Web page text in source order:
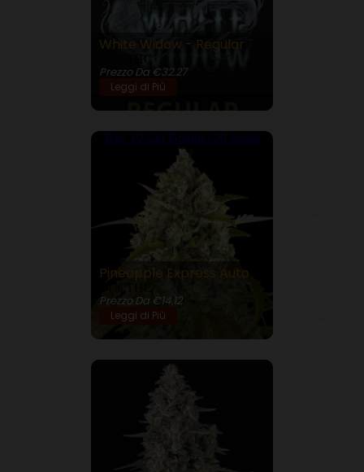
White Widow - Regular
Prezzo Da €32.27
Leggi di Più
Buy 10 Get Double! 20 Seeds
Pineapple Express Auto
Prezzo Da €14.12
Leggi di Più